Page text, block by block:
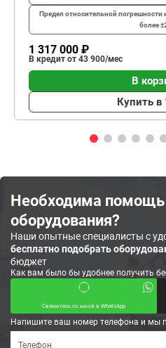
Предел относительной
более
1 317 000 ₽
В кредит от 43 900/мес
В
Купить в
Необходима помощь
оборудования?
Наши опытные специалисты с
бесплатно подобрать
бюджет
Как вам было бы удобнее получить
Свяжитесь со мной в WhatsApp
Напишите ваш номер телефона и мы